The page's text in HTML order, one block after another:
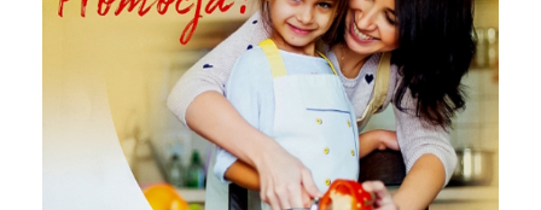
Dla koni
Sucha zabudowa
KONTAKT